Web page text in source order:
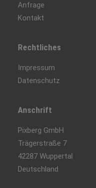
Anfrage
Kontakt
Rechtliches
Impressum
Datenschutz
Anschrift
Pixberg GmbH
Trägerstraße 7
42287 Wuppertal
Deutschland